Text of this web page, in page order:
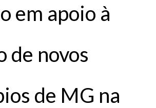
em apoio à
de novos
de MG na